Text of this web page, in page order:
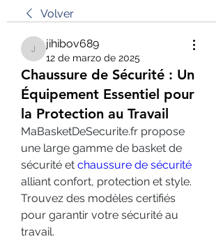
Volver
jihibov689
jihibov689
12 de marzo de 2025
Chaussure de Sécurité : Un
Équipement Essentiel pour
la Protection au Travail
MaBasketDeSecurite.fr propose
une large gamme de basket de
sécurité et chaussure de sécurité
alliant confort, protection et style.
Trouvez des modèles certifiés
pour garantir votre sécurité au
travail.